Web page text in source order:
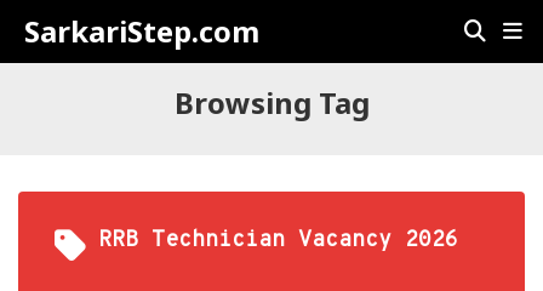
SarkariStep.com
Browsing Tag
RRB Technician Vacancy 2026